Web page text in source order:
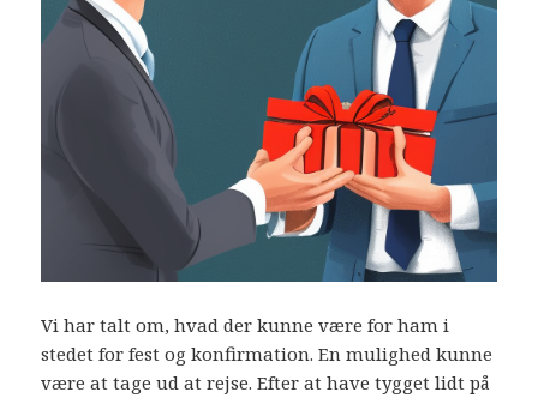
Vi har talt om, hvad der kunne være for ham i
stedet for fest og konfirmation. En mulighed kunne
være at tage ud at rejse. Efter at have tygget lidt på